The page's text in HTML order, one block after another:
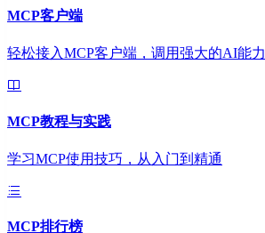
MCP客户端
轻松接入MCP客户端，调用强大的AI能力
MCP教程与实践
学习MCP使用技巧，从入门到精通
MCP排行榜